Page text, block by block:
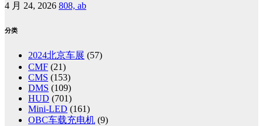
4 月 24, 2026 808, ab
分类
2024北京车展 (57)
CMF (21)
CMS (153)
DMS (109)
HUD (701)
Mini-LED (161)
OBC车载充电机 (9)